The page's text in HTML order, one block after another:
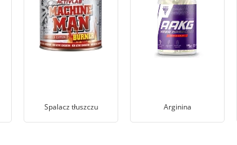
Spalacz tłuszczu Arginina